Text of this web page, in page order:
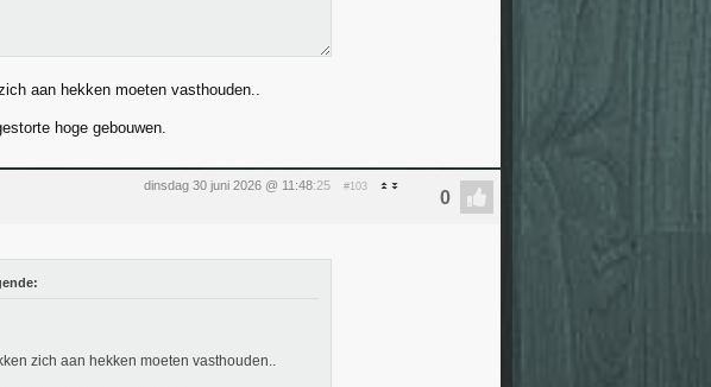
aan hekken moeten vasthouden..
hoge gebouwen.
dinsdag 30 juni 2026 @ 11:48:25 #103
zich aan hekken moeten vasthouden..